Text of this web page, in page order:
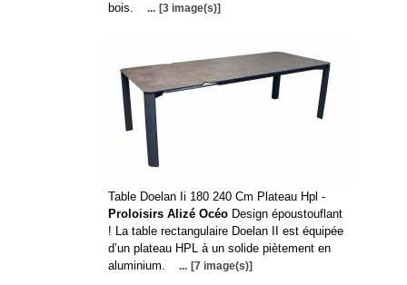
bois.
... [3 image(s)]
Table Doelan Ii 180 240 Cm Plateau Hpl -
Proloisirs Alizé OcéoDesign époustouflant
! La table rectangulaire Doelan II est équipée
d’un plateau HPL à un solide piètement en
aluminium.
... [7 image(s)]